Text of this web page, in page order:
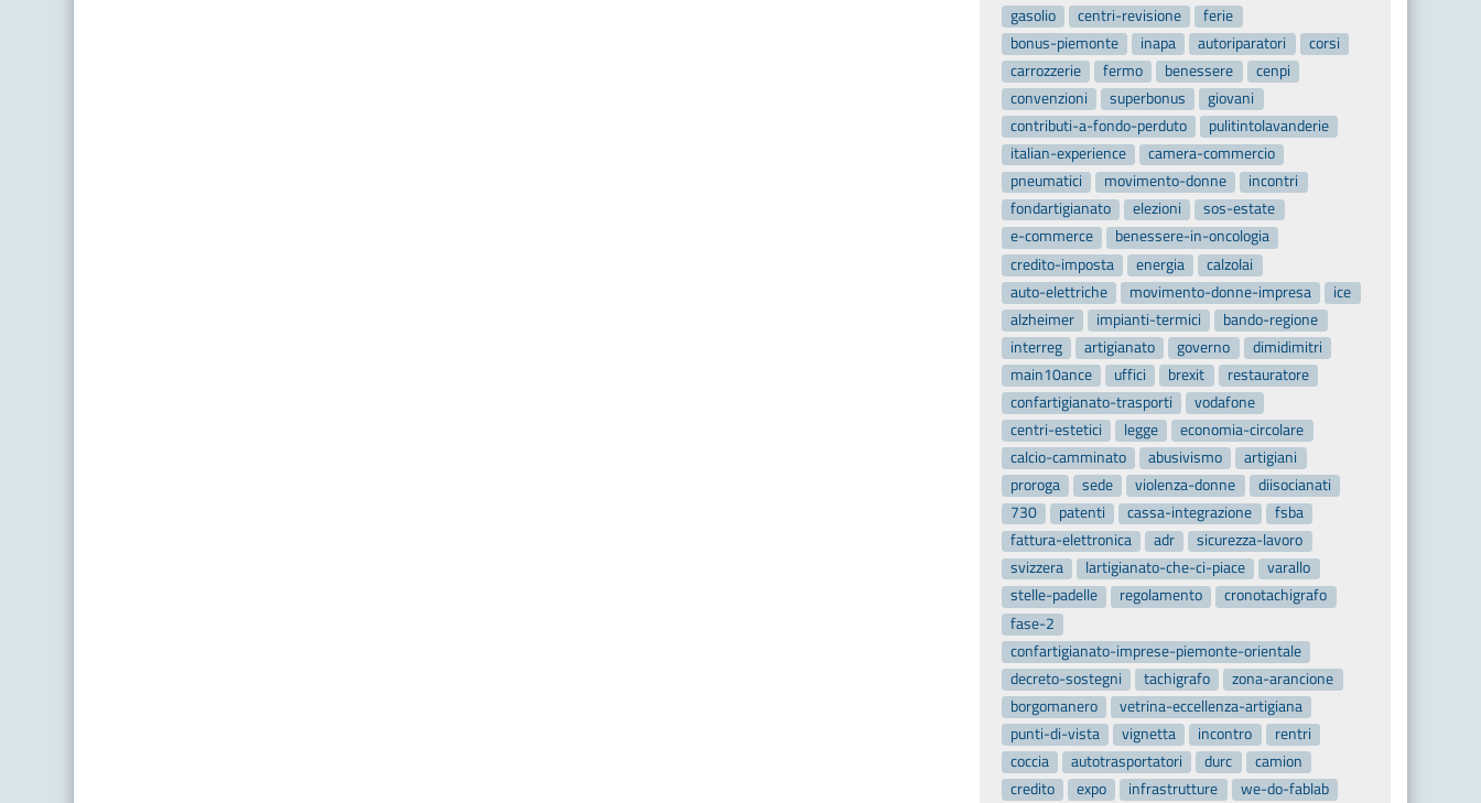
gasolio
centri-revisione
ferie
bonus-piemonte
inapa autoriparatori
corsi
carrozzerie
fermo benessere
cenpi
convenzioni
superbonus
giovani
contributi-a-fondo-perduto
pulitintolavanderie
italian-experience
camera-commercio
pneumatici
movimento-donne
incontri
fondartigianato
elezioni
sos-estate
e-commerce
benessere-in-oncologia
credito-imposta
energia
calzolai
auto-elettriche
movimento-donne-impresa
ice
alzheimer
impianti-termici
bando-regione
interreg
artigianato governo
dimidimitri
main10ance
uffici brexit
restauratore
confartigianato-trasporti
vodafone
centri-estetici
legge
economia-circolare
calcio-camminato
abusivismo
artigiani
proroga
sede violenza-donne
diisocianati
730
patenti cassa-integrazione
fsba
fattura-elettronica
adr
sicurezza-lavoro
svizzera
lartigianato-che-ci-piace
varallo
stelle-padelle
regolamento
cronotachigrafo
fase-2
confartigianato-imprese-piemonte-orientale
decreto-sostegni
tachigrafo
zona-arancione
borgomanero
vetrina-eccellenza-artigiana
punti-di-vista
vignetta incontro
rentri
coccia
autotrasportatori durc
camion
credito
expo infrastrutture
we-do-fablab